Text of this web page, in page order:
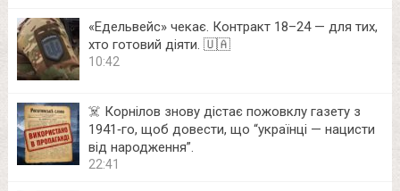
«Едельвейс» чекає. Контракт 18–24 — для тих,
хто готовий діяти. 🇺🇦
10:42
☠️ Корнілов знову дістає пожовклу газету з
1941‑го, щоб довести, що “українці — нацисти
від народження”.
22:41